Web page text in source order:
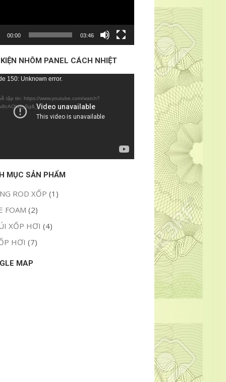
00:00 03:46
NHÔM PANEL CÁCH NHIỆT
150: Unknown error.
tập tin: https://www.youtube.com/watch?
MỤC SẢN PHẨM
ROD XỐP (1)
FOAM (2)
XỐP HƠI (4)
HƠI (7)
MAP